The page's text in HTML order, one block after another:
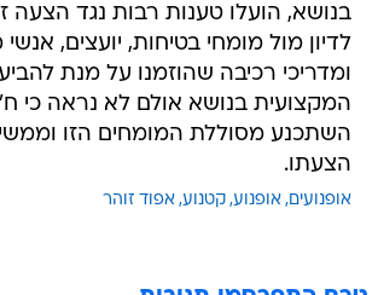
בנושא, הועלו טענות רבות נגד הצעה
לדיון מול מומחי בטיחות, יועצים,
ומדריכי רכיבה שהוזמנו על מנת
המקצועית בנושא אולם לא נראה כי
השתכנע מסוללת המומחים הזו
הצעתו.
אופנועים אופנוע קטנוע אפוד זוהר